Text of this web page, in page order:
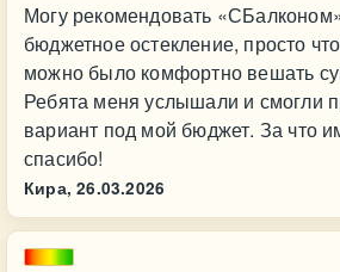
Могу рекомендовать
бюджетное остекление, просто
можно было комфортно вешать
Ребята меня услышали и смогли
вариант под мой бюджет. За что
спасибо!
Кира, 26.03.2026